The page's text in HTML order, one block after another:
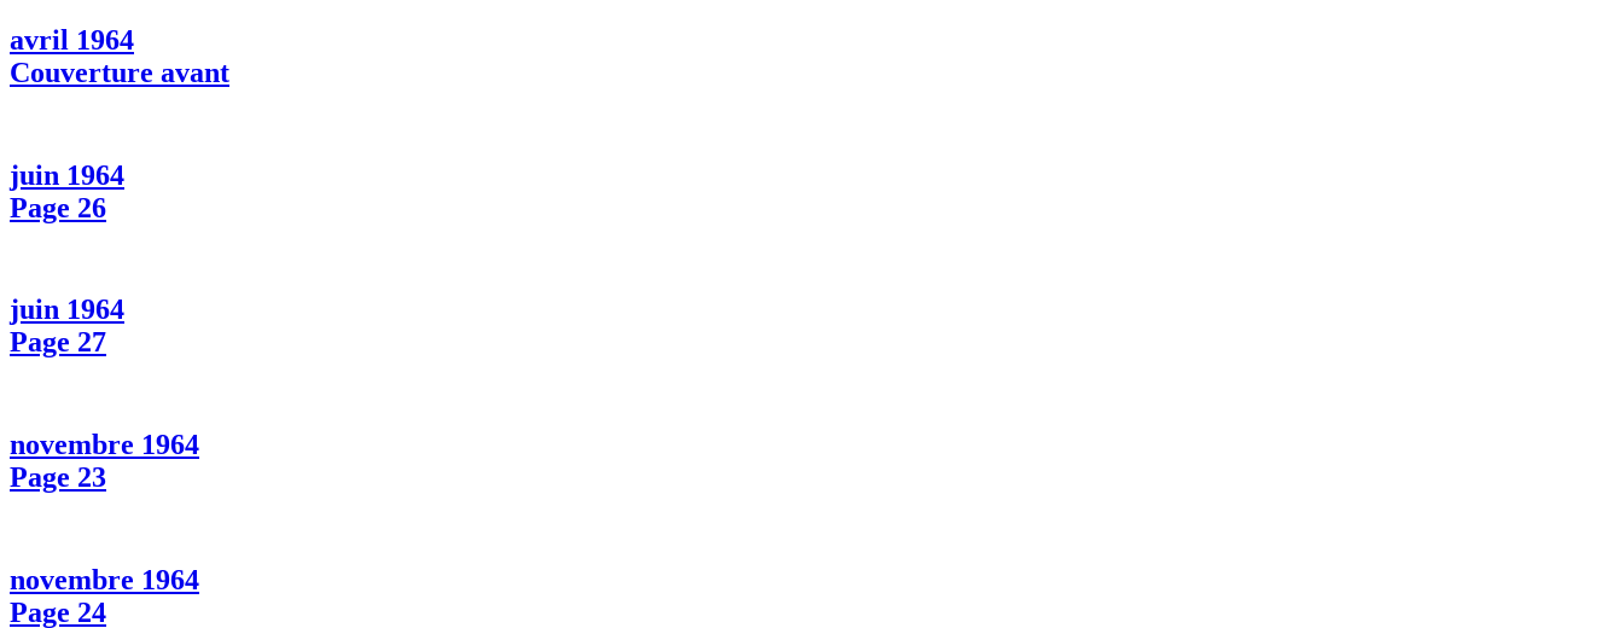
avril 1964
Couverture avant
juin 1964
Page 26
juin 1964
Page 27
novembre 1964
Page 23
novembre 1964
Page 24